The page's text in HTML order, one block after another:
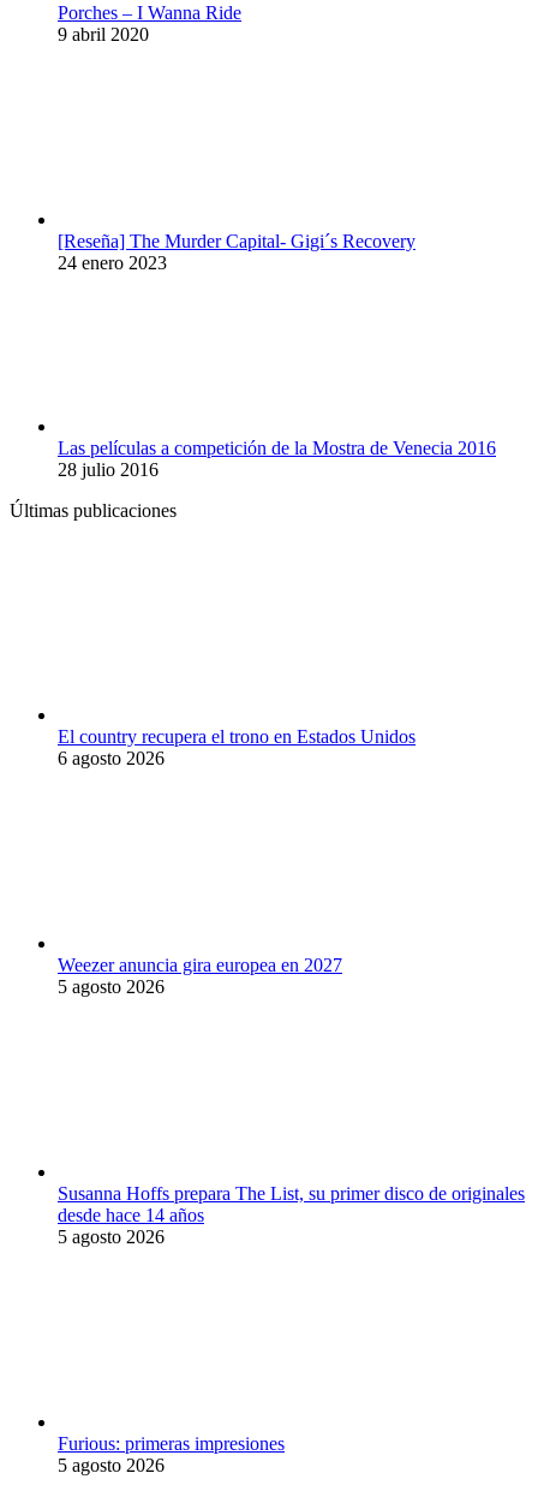
Porches – I Wanna Ride
9 abril 2020
[Reseña] The Murder Capital- Gigi´s Recovery
24 enero 2023
Las películas a competición de la Mostra de Venecia 2016
28 julio 2016
Últimas publicaciones
El country recupera el trono en Estados Unidos
6 agosto 2026
Weezer anuncia gira europea en 2027
5 agosto 2026
Susanna Hoffs prepara The List, su primer disco de originales
desde hace 14 años
5 agosto 2026
Furious: primeras impresiones
5 agosto 2026